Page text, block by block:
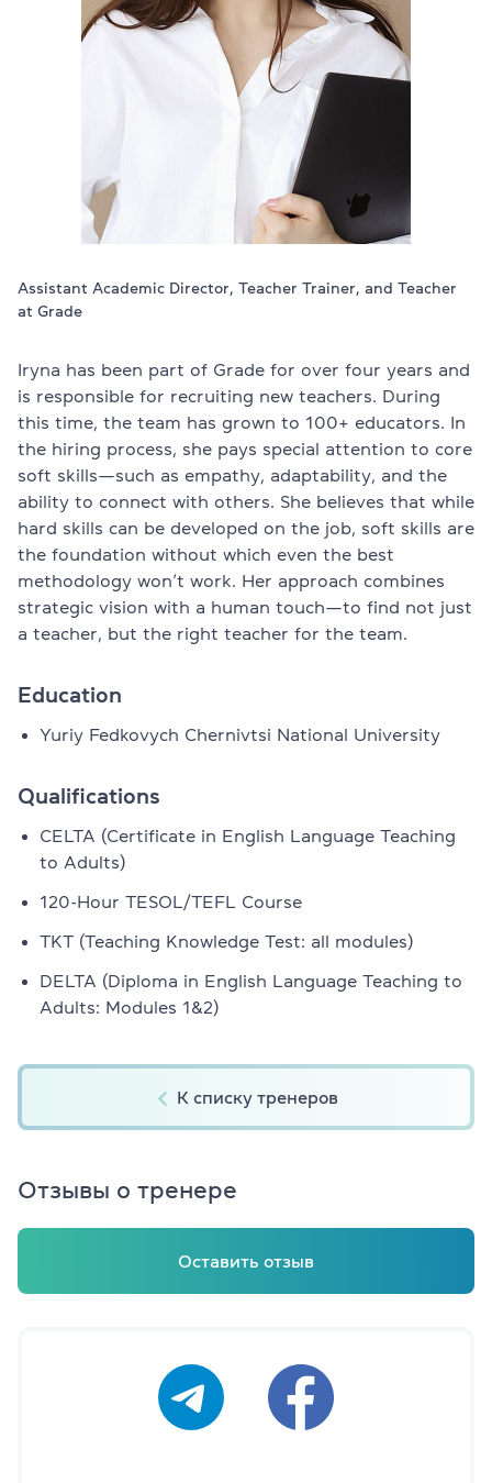
Проверить свойуровень
RU
(044) 580 11 00
(063) 580 11 00
(098) 580 11 00
Посмотреть на Google Maps
Assistant Academic Director, Teacher Trainer, and Teacher
at Grade
Iryna has been part of Grade for over four years and
is responsible for recruiting new teachers. During
this time, the team has grown to 100+ educators. In
the hiring process, she pays special attention to core
soft skills—such as empathy, adaptability, and the
ability to connect with others. She believes that while
hard skills can be developed on the job, soft skills are
the foundation without which even the best
methodology won’t work. Her approach combines
strategic vision with a human touch—to find not just
a teacher, but the right teacher for the team.
Education
Yuriy Fedkovych Chernivtsi National University
Qualifications
CELTA (Certificate in English Language Teaching
to Adults)
120-Hour TESOL/TEFL Course
TKT (Teaching Knowledge Test: all modules)
DELTA (Diploma in English Language Teaching to
Adults: Modules 1&2)
К списку тренеров
Отзывы о тренере
Оставить отзыв